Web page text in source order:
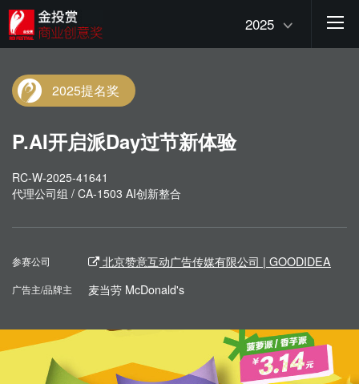
2025
2025提名奖
P.AI开启派Day过节新体验
RC-W-2025-41641
代理公司组 / CA-1503 AI创新整合
参赛公司 北京赞意互动广告传媒有限公司 | GOODIDEA
广告主/品牌主 麦当劳 McDonald's